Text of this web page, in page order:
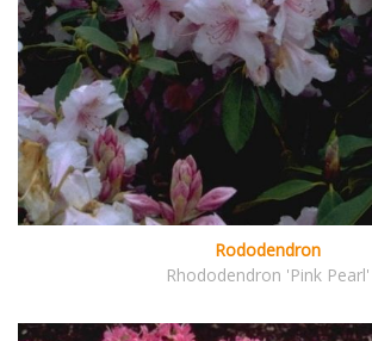
Rododendron
Rhododendron 'Pink Pearl'